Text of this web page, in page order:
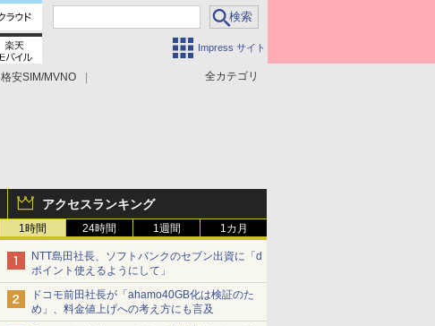
Impress サイト
全カテゴリ
格安SIM/MVNO
アクセスランキング
1時間 24時間 1週間 1カ月
NTT島田社長、ソフトバンクのセブン出資に「d
ポイント使えるようにして」
ドコモ前田社長が「ahamo40GB化は検証のた
め」、料金値上げへの考え方にも言及